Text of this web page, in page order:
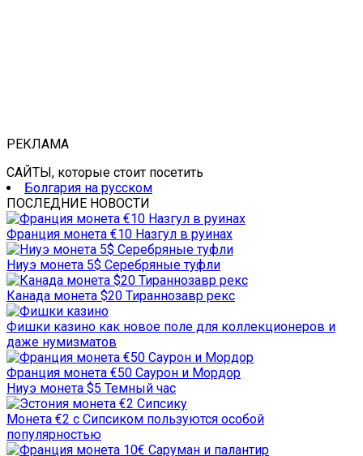
РЕКЛАМА
САЙТЫ, которые стоит посетить
Болгария на русском
ПОСЛЕДНИЕ НОВОСТИ
Франция монета €10 Назгул в руинах
Ниуэ монета 5$ Серебряные туфли
Канада монета $20 Тираннозавр рекс
Фишки казино как новое поле для коллекционеров и
даже нумизматов
Франция монета €50 Саурон и Мордор
Ниуэ монета $5 Темный час
Монета €2 с Сипсиком пользуются особой
популярностью